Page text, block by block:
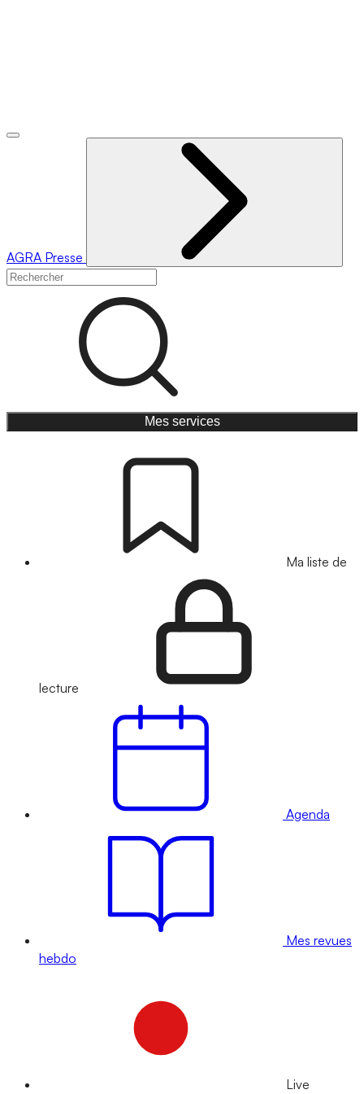
AGRA Presse
Mes services
Ma liste de
lecture
Agenda
Mes revues
hebdo
Live